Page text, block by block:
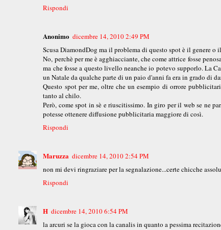
Rispondi
Anonimo dicembre 14, 2010 2:49 PM
Scusa DiamondDog ma il problema di questo spot è il genere
No, perchè per me è agghiacciante, che come attrice fosse
ma che fosse a questo livello neanche io potevo supporlo. La
un Natale da qualche parte di un paio d'anni fa era in grado di
Questo spot per me, oltre che un esempio di orrore
tanto al chilo.
Però, come spot in sè e riuscitissimo. In giro per il web se ne
potesse ottenere diffusione pubblicitaria maggiore di così.
Rispondi
Maruzza dicembre 14, 2010 2:54 PM
non mi devi ringraziare per la segnalazione...certe chicche
Rispondi
H dicembre 14, 2010 6:54 PM
la arcuri se la gioca con la canalis in quanto a pessima